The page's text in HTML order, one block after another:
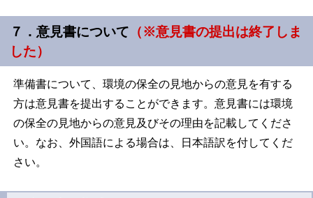
７．意見書について （※意見書の提出は終了しま
した）
準備書について、環境の保全の見地からの意見を有する
方は意見書を提出することができます。意見書には環境
の保全の見地からの意見及びその理由を記載してくださ
い。なお、外国語による場合は、日本語訳を付してくだ
さい。